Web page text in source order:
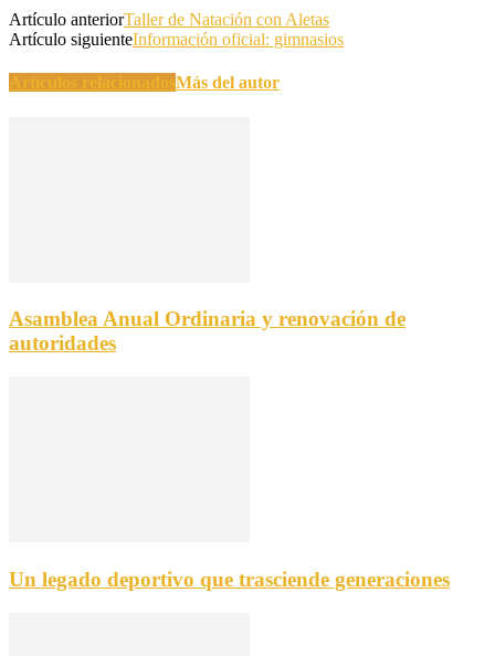
Artículo anteriorTaller de Natación con Aletas
Artículo siguienteInformación oficial: gimnasios
Artículos relacionadosMás del autor
Asamblea Anual Ordinaria y renovación de
autoridades
Un legado deportivo que trasciende generaciones